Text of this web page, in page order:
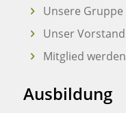
Unsere Gruppe
Unser Vorstand
Mitglied werden
Ausbildung